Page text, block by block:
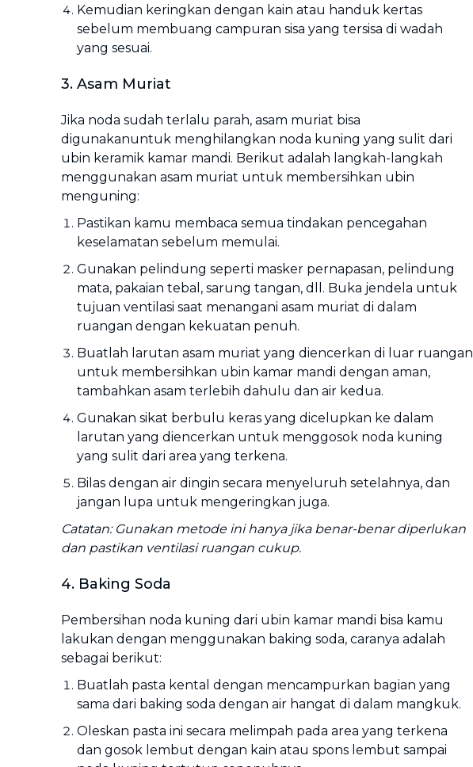
Kemudian keringkan dengan kain atau handuk kertas
sebelum membuang campuran sisa yang tersisa di wadah
yang sesuai.
3. Asam Muriat
Jika noda sudah terlalu parah, asam muriat bisa
digunakanuntuk menghilangkan noda kuning yang sulit dari
ubin keramik kamar mandi. Berikut adalah langkah-langkah
menggunakan asam muriat untuk membersihkan ubin
menguning:
Pastikan kamu membaca semua tindakan pencegahan
keselamatan sebelum memulai.
Gunakan pelindung seperti masker pernapasan, pelindung
mata, pakaian tebal, sarung tangan, dll. Buka jendela untuk
tujuan ventilasi saat menangani asam muriat di dalam
ruangan dengan kekuatan penuh.
Buatlah larutan asam muriat yang diencerkan di luar ruangan
untuk membersihkan ubin kamar mandi dengan aman,
tambahkan asam terlebih dahulu dan air kedua.
Gunakan sikat berbulu keras yang dicelupkan ke dalam
larutan yang diencerkan untuk menggosok noda kuning
yang sulit dari area yang terkena.
Bilas dengan air dingin secara menyeluruh setelahnya, dan
jangan lupa untuk mengeringkan juga.
Catatan: Gunakan metode ini hanya jika benar-benar diperlukan
dan pastikan ventilasi ruangan cukup.
4. Baking Soda
Pembersihan noda kuning dari ubin kamar mandi bisa kamu
lakukan dengan menggunakan baking soda, caranya adalah
sebagai berikut:
Buatlah pasta kental dengan mencampurkan bagian yang
sama dari baking soda dengan air hangat di dalam mangkuk.
Oleskan pasta ini secara melimpah pada area yang terkena
dan gosok lembut dengan kain atau spons lembut sampai